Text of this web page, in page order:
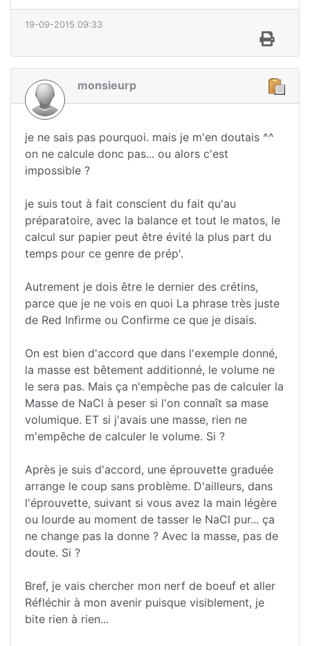
19-09-2015 09:33
monsieurp
je ne sais pas pourquoi. mais je m'en doutais ^^
on ne calcule donc pas... ou alors c'est
impossible ?
je suis tout à fait conscient du fait qu'au
préparatoire, avec la balance et tout le matos, le
calcul sur papier peut être évité la plus part du
temps pour ce genre de prép'.
Autrement je dois être le dernier des crétins,
parce que je ne vois en quoi La phrase très juste
de Red Infirme ou Confirme ce que je disais.
On est bien d'accord que dans l'exemple donné,
la masse est bêtement additionné, le volume ne
le sera pas. Mais ça n'empèche pas de calculer la
Masse de NaCl à peser si l'on connaît sa mase
volumique. ET si j'avais une masse, rien ne
m'empêche de calculer le volume. Si ?
Après je suis d'accord, une éprouvette graduée
arrange le coup sans problème. D'ailleurs, dans
l'éprouvette, suivant si vous avez la main légère
ou lourde au moment de tasser le NaCl pur... ça
ne change pas la donne ? Avec la masse, pas de
doute. Si ?
Bref, je vais chercher mon nerf de boeuf et aller
Réfléchir à mon avenir puisque visiblement, je
bite rien à rien...